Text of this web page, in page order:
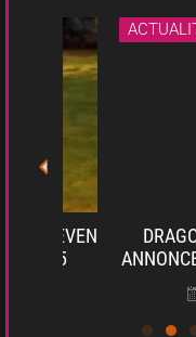
ACTUALITÉS
DRAGON
ANNONCE DU
21